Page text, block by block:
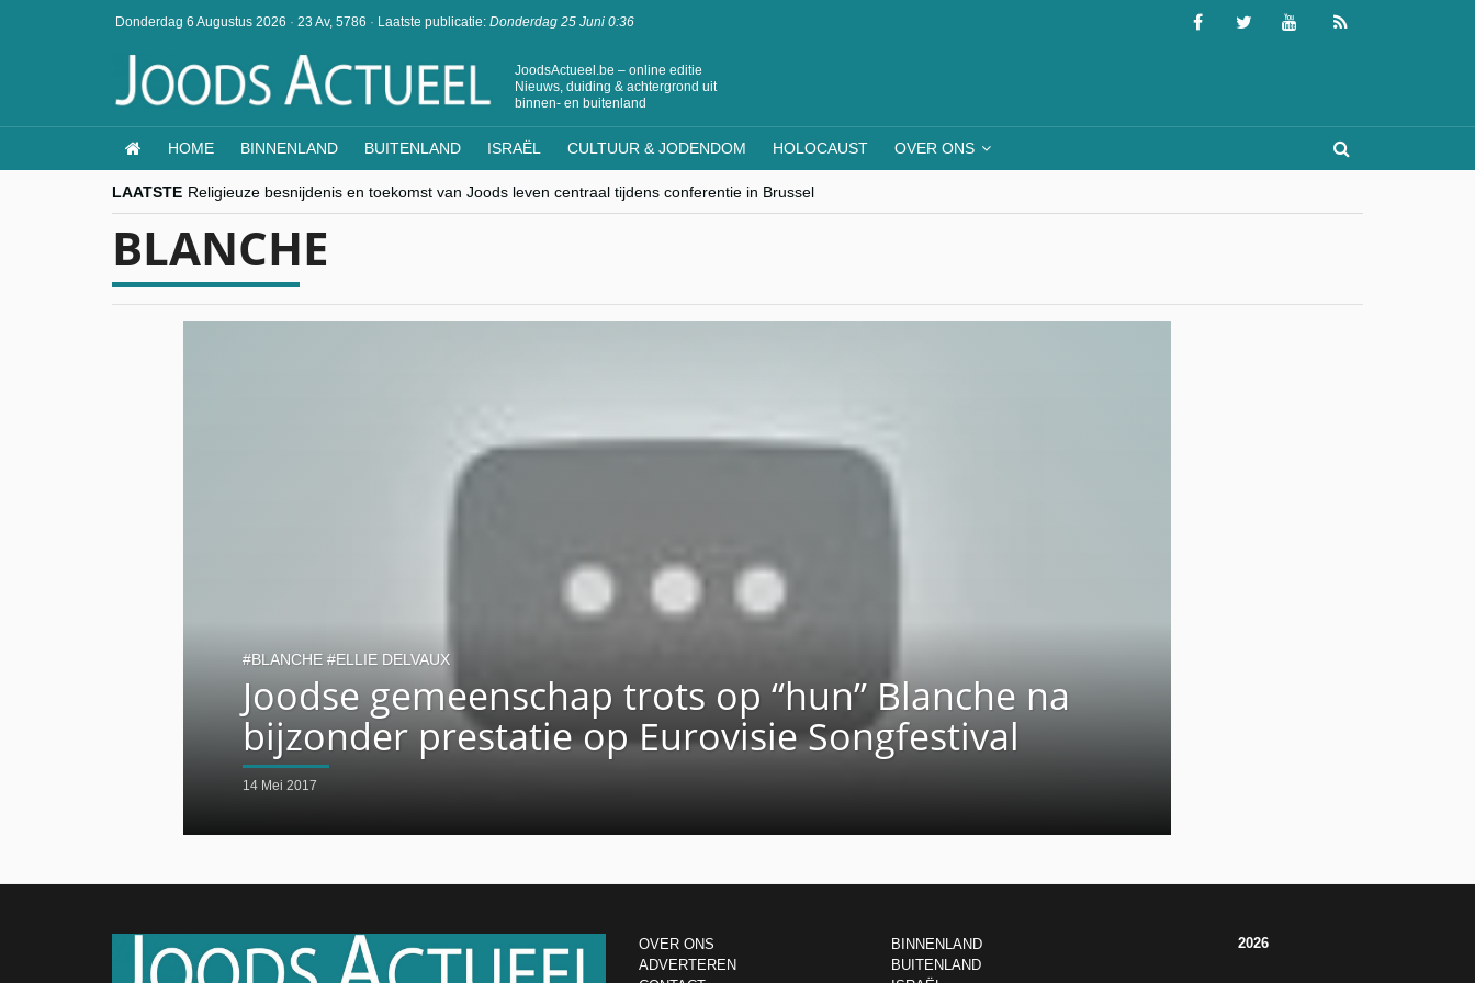
Donderdag 6 Augustus 2026 · 23 Av, 5786 · Laatste publicatie: Donderdag 25 Juni 0:36
JoodsActueel.be – online editie
Nieuws, duiding & achtergrond uit
binnen- en buitenland
HOME BINNENLAND BUITENLAND ISRAËL CULTUUR & JODENDOM HOLOCAUST OVER ONS
LAATSTE Religieuze besnijdenis en toekomst van Joods leven centraal tijdens conferentie in Brussel
“Besnijdenisdebat toont hoe moeilijk seculiere Westen minderheden begrijpt”, Jinnih Beels (Vooruit)
CITYTRIP | ROEMENIË – Boekarest: de verrassing van Oost-Europa
“Vandaag zit elke Jood in België op de beklaagdenbank”
goKosher lanceert nieuwe website en samenwerking met Mishpacha voor kosher travel en simchas wereldwijd
BLANCHE
Joodse gemeenschap trots op “hun” Blanche na
bijzonder prestatie op Eurovisie Songfestival
14 Mei 2017
BLANCHE ELLIE DELVAUX
OVER ONS
ADVERTEREN
BINNENLAND
BUITENLAND
2026